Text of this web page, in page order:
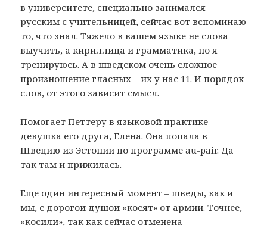
в университете, специально занимался
русским с учительницей, сейчас вот вспоминаю
то, что знал. Тяжело в вашем языке не слова
выучить, а кириллица и грамматика, но я
тренируюсь. А в шведском очень сложное
произношение гласных – их у нас 11. И порядок
слов, от этого зависит смысл.
Помогает Петтеру в языковой практике
девушка его друга, Елена. Она попала в
Швецию из Эстонии по программе au-pair. Да
так там и прижилась.
Еще один интересный момент – шведы, как и
мы, с дорогой душой «косят» от армии. Точнее,
«косили», так как сейчас отменена